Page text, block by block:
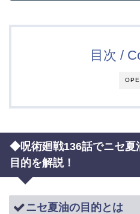
目次 /
◆呪術廻戦136話でニセ夏
目的を解説！
ニセ夏油の目的とは